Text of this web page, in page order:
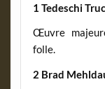
1 Tedeschi
Œuvre
folle.
2 Brad